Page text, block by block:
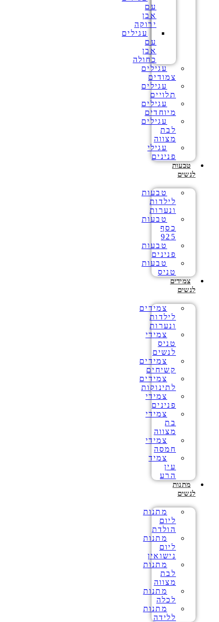
עם
אבן
ירוקה
עגילים
עם
אבן
כחולה
עגילים
צמודים
עגילים
תלויים
עגילים
מיוחדים
עגילים
לבת
מצווה
עגילי
פנינים
טבעות
לנשים
טבעות
לילדות
ונערות
טבעות
כסף
925
טבעות
פנינים
טבעות
טניס
צמידים
לנשים
צמידים
לילדות
ונערות
צמידי
טניס
לנשים
צמידים
קשיחים
צמידים
לתינוקות
צמידי
פנינים
צמידי
בת
מצווה
צמידי
חמסה
צמיד
עין
הרע
מתנות
לנשים
מתנות
ליום
הולדת
מתנות
ליום
נישואין
מתנות
לבת
מצווה
מתנות
לכלה
מתנות
ללידה